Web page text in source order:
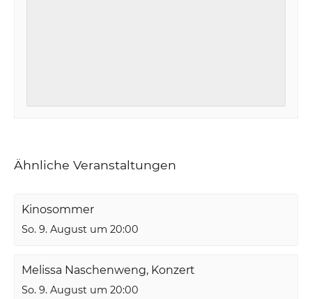
Ähnliche Veranstaltungen
Kinosommer
So. 9. August um 20:00
Melissa Naschenweng, Konzert
So. 9. August um 20:00